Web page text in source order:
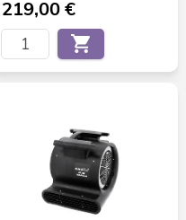
219,00€